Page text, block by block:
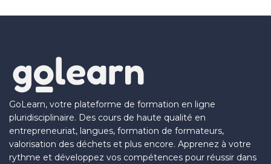
GoLearn, votre plateforme de formation en ligne
pluridisciplinaire. Des cours de haute qualité en
entrepreneuriat, langues, formation de formateurs,
valorisation des déchets et plus encore. Apprenez à votre
rythme et développez vos compétences pour réussir dans